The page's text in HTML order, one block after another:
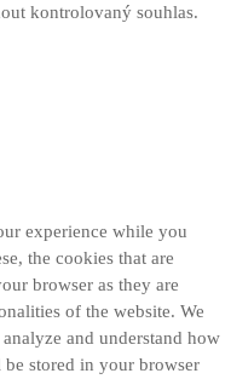
kontrolovaný souhlas.
experience while you
the cookies that are
browser as they are
of the website. We
and understand how
stored in your browser